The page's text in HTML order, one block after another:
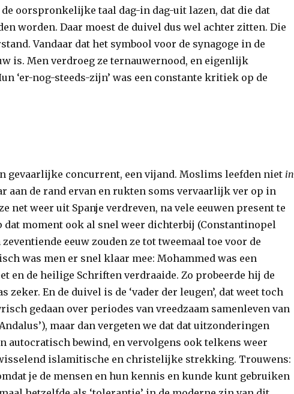
de oorspronkelijke taal dag-in dag-uit lazen, dat die dat
worden. Daar moest de duivel dus wel achter zitten. Die
Vandaar dat het symbool voor de synagoge in de
is. Men verdroeg ze ternauwernood, en eigenlijk
‘er-nog-steeds-zijn’ was een constante kritiek op de
gevaarlijke concurrent, een vijand. Moslims leefden niet in
aan de rand ervan en rukten soms vervaarlijk ver op in
net weer uit Spanje verdreven, na vele eeuwen present te
dat moment ook al snel weer dichterbij (Constantinopel
eeuw zouden ze tot tweemaal toe voor de
was men er snel klaar mee: Mohammed was een
en de heilige Schriften verdraaide. Zo probeerde hij de
En de duivel is de ‘vader der leugen’, dat weet toch
gedaan over periodes van vreedzaam samenleven van
maar dan vergeten we dat dat uitzonderingen
autocratisch bewind, en vervolgens ook telkens weer
islamitische en christelijke strekking. Trouwens:
je de mensen en hun kennis en kunde kunt gebruiken